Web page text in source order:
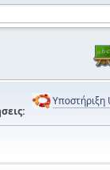
Υποστήριξη